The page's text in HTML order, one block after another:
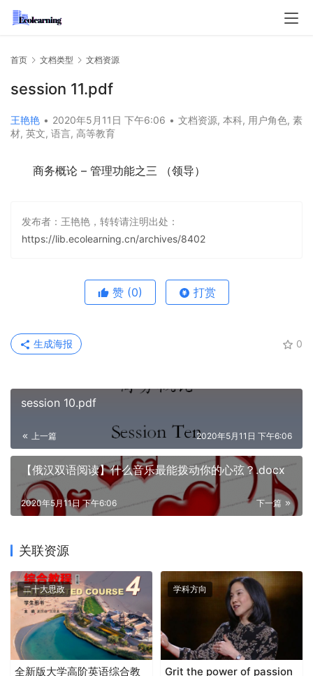
首页 文档类型 文档资源
session 11.pdf
王艳艳 • 2020年5月11日 下午6:06 • 文档资源, 本科, 用户角色, 素
材, 英文, 语言, 高等教育
商务概论 – 管理功能之三 （领导）
发布者：王艳艳，转转请注明出处：
https://lib.ecolearning.cn/archives/8402
赞 (0) 打赏
0
生成海报
session 10.pdf
上一篇 2020年5月11日 下午6:06
【俄汉双语阅读】什么音乐最能拨动你的心弦？.docx
下一篇
2020年5月11日 下午6:06
关联资源
二十大思政
全新版大学高阶英语综合教
学科方向
Grit the power of passion